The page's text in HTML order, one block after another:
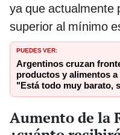
ya que actualmente
superior al mínimo
PUEDES VER:
Argentinos cruzan
productos y alimentos
"Está todo muy barato,
Aumento de la